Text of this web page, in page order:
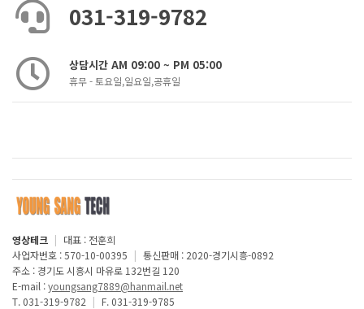
031-319-9782
상담시간 AM 09:00 ~ PM 05:00
휴무 - 토요일,일요일,공휴일
영상테크 | 대표 : 전훈희
사업자번호 : 570-10-00395 | 통신판매 : 2020-경기시흥-0892
주소 : 경기도 시흥시 마유로 132번길 120
E-mail :youngsang7889@hanmail.net
T. 031-319-9782 | F. 031-319-9785